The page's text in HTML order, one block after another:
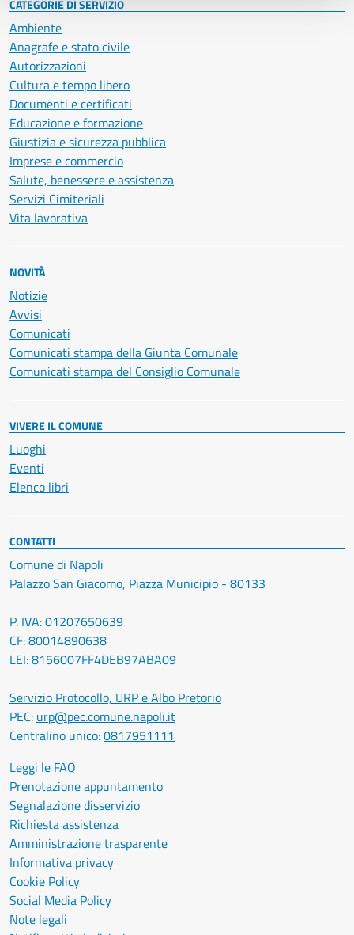
CATEGORIE DI SERVIZIO
Ambiente
Anagrafe e stato civile
Autorizzazioni
Cultura e tempo libero
Documenti e certificati
Educazione e formazione
Giustizia e sicurezza pubblica
Imprese e commercio
Salute, benessere e assistenza
Servizi Cimiteriali
Vita lavorativa
NOVITÀ
Notizie
Avvisi
Comunicati
Comunicati stampa della Giunta Comunale
Comunicati stampa del Consiglio Comunale
VIVERE IL COMUNE
Luoghi
Eventi
Elenco libri
CONTATTI
Comune di Napoli
Palazzo San Giacomo, Piazza Municipio - 80133
P. IVA: 01207650639
CF: 80014890638
LEI: 8156007FF4DEB97ABA09
Servizio Protocollo, URP e Albo Pretorio
PEC: urp@pec.comune.napoli.it
Centralino unico:0817951111
Leggi le FAQ
Prenotazione appuntamento
Segnalazione disservizio
Richiesta assistenza
Amministrazione trasparente
Informativa privacy
Cookie Policy
Social Media Policy
Note legali